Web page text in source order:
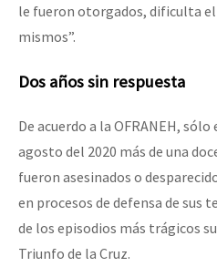
le fueron otorgados, dificulta el
mismos”.
Dos años sin respuesta
De acuerdo a la OFRANEH,
agosto del 2020 más de una
fueron asesinados o
en procesos de defensa de sus
de los episodios más trágicos
Triunfo de la Cruz.